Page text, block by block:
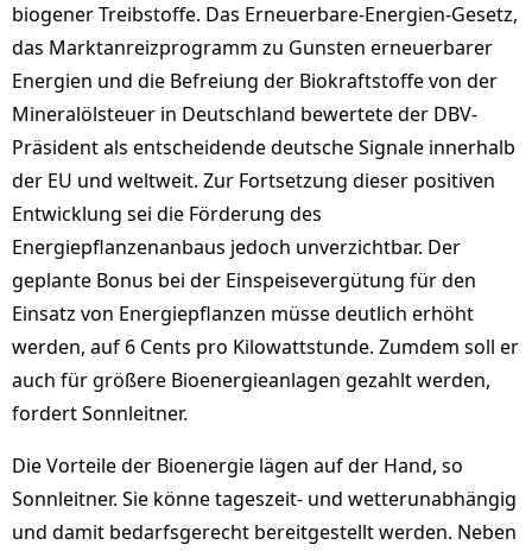
biogener Treibstoffe. Das Erneuerbare-Energien-Gesetz,
das Marktanreizprogramm zu Gunsten erneuerbarer
Energien und die Befreiung der Biokraftstoffe von der
Mineralölsteuer in Deutschland bewertete der DBV-
Präsident als entscheidende deutsche Signale innerhalb
der EU und weltweit. Zur Fortsetzung dieser positiven
Entwicklung sei die Förderung des
Energiepflanzenanbaus jedoch unverzichtbar. Der
geplante Bonus bei der Einspeisevergütung für den
Einsatz von Energiepflanzen müsse deutlich erhöht
werden, auf 6 Cents pro Kilowattstunde. Zumdem soll er
auch für größere Bioenergieanlagen gezahlt werden,
fordert Sonnleitner.
Die Vorteile der Bioenergie lägen auf der Hand, so
Sonnleitner. Sie könne tageszeit- und wetterunabhängig
und damit bedarfsgerecht bereitgestellt werden. Neben